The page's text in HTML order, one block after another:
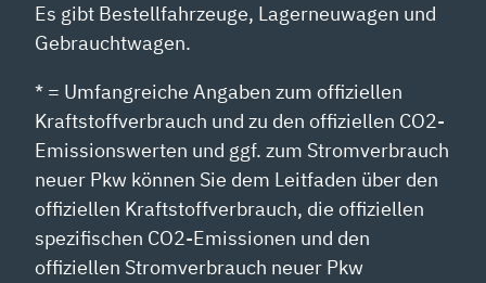
Es gibt Bestellfahrzeuge, Lagerneuwagen und
Gebrauchtwagen.
* = Umfangreiche Angaben zum offiziellen
Kraftstoffverbrauch und zu den offiziellen CO2-
Emissionswerten und ggf. zum Stromverbrauch
neuer Pkw können Sie dem Leitfaden über den
offiziellen Kraftstoffverbrauch, die offiziellen
spezifischen CO2-Emissionen und den
offiziellen Stromverbrauch neuer Pkw